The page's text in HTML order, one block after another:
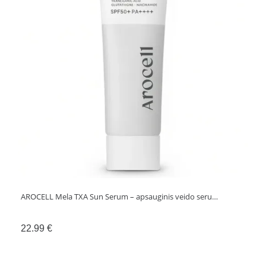
AROCELL Mela TXA Sun Serum – apsauginis veido seru…
22.99 €